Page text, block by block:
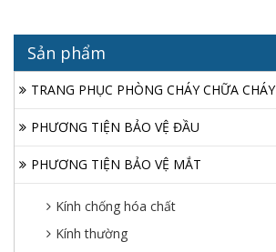
Sản phẩm
TRANG PHỤC PHÒNG CHÁY CHỮA CHÁY
PHƯƠNG TIỆN BẢO VỆ ĐẦU
PHƯƠNG TIỆN BẢO VỆ MẮT
Kính chống hóa chất
Kính thường